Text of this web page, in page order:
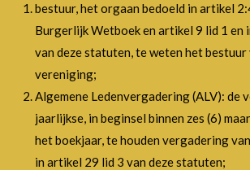
bestuur, het orgaan bedoeld in artikel
Burgerlijk Wetboek en artikel 9 lid 1 en
van deze statuten, te weten het bestuur
vereniging;
Algemene Ledenvergadering (ALV): de
jaarlijkse, in beginsel binnen zes (6)
het boekjaar, te houden vergadering
in artikel 29 lid 3 van deze statuten;